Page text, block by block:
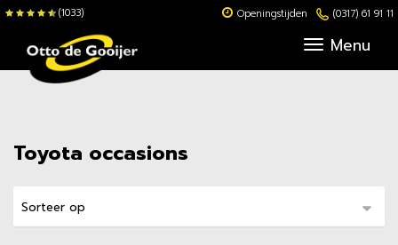
(1033) Openingstijden (0317) 61 91 11
Menu
Toyota occasions